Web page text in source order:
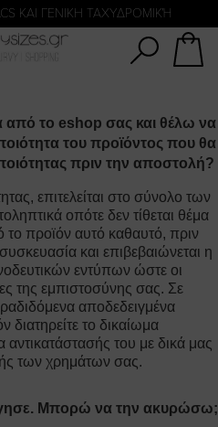
ΚΑΙ ΓΕΝΙΚΗ ΤΑΧΥΔΡΟΜΙΚΉ
το eshop σας και θέλω να
του προϊόντος που θα
πριν την αποστολή?
επιτελείται στο σύνολο των
οπότε δεν τίθεται θέμα
προϊόν αυτό καθαυτό, πριν
και επιβεβαιώνεται η
εντύπων ώστε οι
της εμπιστοσύνης σας. Σε
αποδεδειγμένα
διατηρείτε το δικαίωμα
του με δικά μας
των χρημάτων σας.
Μπορώ να την ακυρώσω;